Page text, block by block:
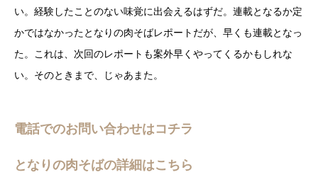
い。経験したことのない味覚に出会えるはずだ。連載となるか定
かではなかったとなりの肉そばレポートだが、早くも連載となっ
た。これは、次回のレポートも案外早くやってくるかもしれな
い。そのときまで、じゃあまた。
電話でのお問い合わせはコチラ
となりの肉そばの詳細はこちら